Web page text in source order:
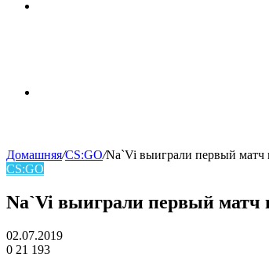
skin
Домашняя/CS:GO/Na`Vi выиграли первый матч
CS:GO
Na`Vi выиграли первый матч
02.07.2019
0 21 193